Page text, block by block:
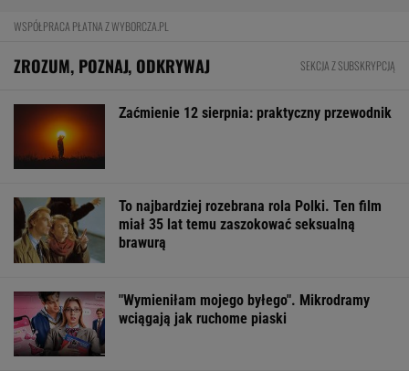
WSPÓŁPRACA PŁATNA Z WYBORCZA.PL
ZROZUM, POZNAJ, ODKRYWAJ SEKCJA Z SUBSKRYPCJĄ
Zaćmienie 12 sierpnia: praktyczny przewodnik
To najbardziej rozebrana rola Polki. Ten film
miał 35 lat temu zaszokować seksualną
brawurą
"Wymieniłam mojego byłego". Mikrodramy
wciągają jak ruchome piaski